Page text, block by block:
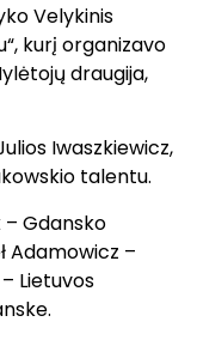
Velykinis
kurį organizavo
draugija,
Iwaszkiewicz,
talentu.
– Gdansko
Adamowicz –
Lietuvos